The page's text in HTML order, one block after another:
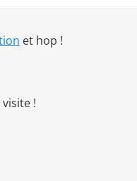
et hop !
!